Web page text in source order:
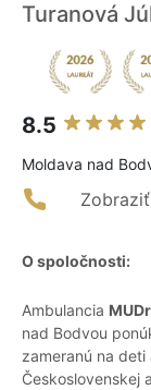
Turanová
8.5
Moldava nad
O spoločnosti:
Ambulancia
nad Bodvou
zameranú na
Československej